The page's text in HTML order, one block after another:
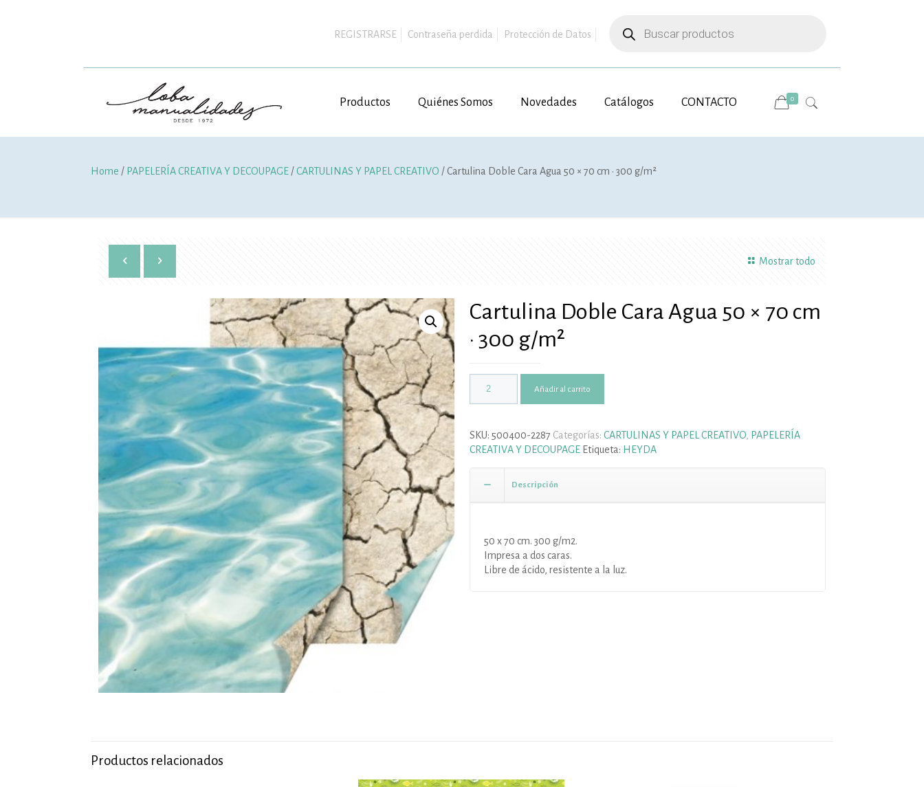
REGISTRARSE Contraseña perdida Protección de Datos
productos
Productos Quiénes Somos Novedades Catálogos CONTACTO 0
Home / PAPELERÍA CREATIVA Y DECOUPAGE /CARTULINAS Y PAPEL CREATIVO / Cartulina Doble Cara Agua 50 × 70 cm · 300 g/m²
Mostrar todo
Cartulina Doble Cara Agua 50 × 70 cm
· 300 g/m²
Añadir al carrito
SKU: 500400-2287 Categorías: CARTULINAS Y PAPEL CREATIVO,
PAPELERÍA
CREATIVA Y DECOUPAGE Etiqueta: HEYDA
Descripción
50 x 70 cm. 300 g/m2.
Impresa a dos caras.
Libre de ácido, resistente a la luz.
Productos relacionados